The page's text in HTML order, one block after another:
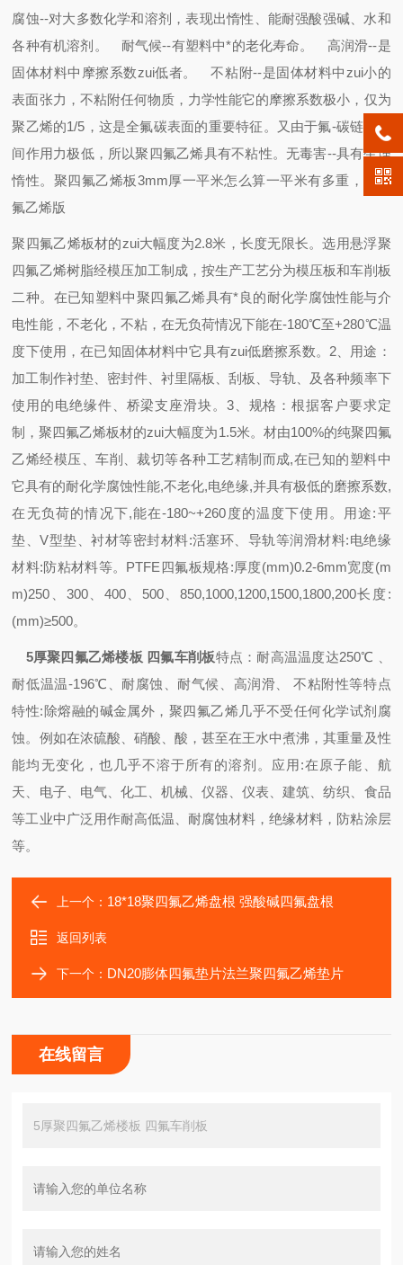
腐蚀--对大多数化学和溶剂，表现出惰性、能耐强酸强碱、水和
各种有机溶剂。 耐气候--有塑料中*的老化寿命。 高润滑--是
固体材料中摩擦系数zui低者。 不粘附--是固体材料中zui小的
表面张力，不粘附任何物质，力学性能它的摩擦系数极小，仅为
聚乙烯的1/5，这是全氟碳表面的重要特征。又由于氟-碳链分子
间作用力极低，所以聚四氟乙烯具有不粘性。无毒害--具有生理
惰性。聚四氟乙烯板3mm厚一平米怎么算一平米有多重，聚四
氟乙烯版
聚四氟乙烯板材的zui大幅度为2.8米，长度无限长。选用悬浮聚
四氟乙烯树脂经模压加工制成，按生产工艺分为模压板和车削板
二种。在已知塑料中聚四氟乙烯具有*良的耐化学腐蚀性能与介
电性能，不老化，不粘，在无负荷情况下能在-180℃至+280℃温
度下使用，在已知固体材料中它具有zui低磨擦系数。2、用途：
加工制作衬垫、密封件、衬里隔板、刮板、导轨、及各种频率下
使用的电绝缘件、桥梁支座滑块。3、规格：根据客户要求定
制，聚四氟乙烯板材的zui大幅度为1.5米。材由100%的纯聚四氟
乙烯经模压、车削、裁切等各种工艺精制而成,在已知的塑料中
它具有的耐化学腐蚀性能,不老化,电绝缘,并具有极低的磨擦系数,
在无负荷的情况下,能在-180~+260度的温度下使用。用途:平
垫、V型垫、衬材等密封材料:活塞环、导轨等润滑材料:电绝缘
材料:防粘材料等。PTFE四氟板规格:厚度(mm)0.2-6mm宽度(m
m)250、300、400、500、850,1000,1200,1500,1800,200长度:
(mm)≥500。
5厚聚四氟乙烯楼板 四氟车削板特点：耐高温温度达250℃ 、
耐低温温-196℃、耐腐蚀、耐气候、高润滑、 不粘附性等特点
特性:除熔融的碱金属外，聚四氟乙烯几乎不受任何化学试剂腐
蚀。例如在浓硫酸、硝酸、酸，甚至在王水中煮沸，其重量及性
能均无变化，也几乎不溶于所有的溶剂。 应用:在原子能、航
天、电子、电气、化工、机械、仪器、仪表、建筑、纺织、食品
等工业中广泛用作耐高低温、耐腐蚀材料，绝缘材料，防粘涂层
等。
上一个： 18*18聚四氟乙烯盘根 强酸碱四氟盘根
返回列表
下一个： DN20膨体四氟垫片法兰聚四氟乙烯垫片
在线留言